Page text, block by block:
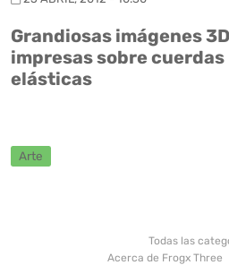
Grandiosas imágenes 3D
impresas sobre cuerdas
elásticas
Arte
Todas las
Acerca de Frogx Three